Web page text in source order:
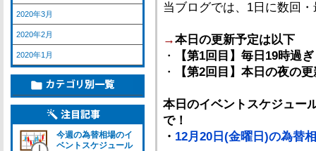
当ブログでは、1日に数回
→本日の更新予定は以下
・
【第1回目】毎日19時過
・
【第2回目】本日の夜の
本日のイベントスケジュー
で！
・ 12月20日(金曜日)の為替
2020年3月
2020年2月
2020年1月
今週の為替相場のイ
ベントスケジュール